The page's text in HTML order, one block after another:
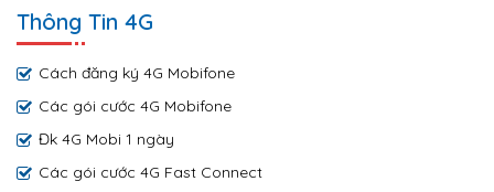
Thông Tin 4G
Cách đăng ký 4G Mobifone
Các gói cước 4G Mobifone
Đk 4G Mobi 1 ngày
Các gói cước 4G Fast Connect